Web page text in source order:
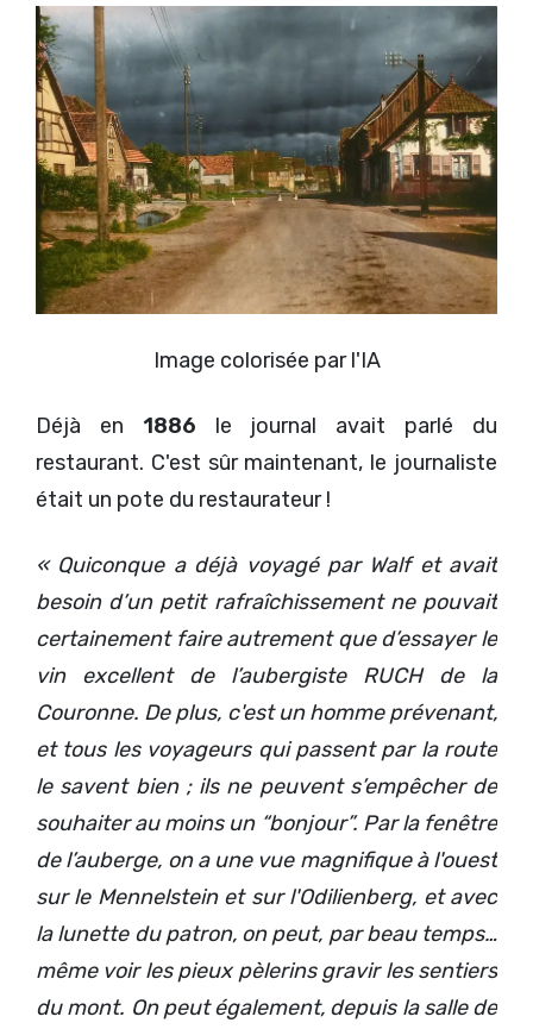
Image colorisée par l'IA
Déjà en 1886 le journal avait parlé du
restaurant. C'est sûr maintenant, le journaliste
était un pote du restaurateur !
« Quiconque a déjà voyagé par Walf et avait
besoin d’un petit rafraîchissement ne pouvait
certainement faire autrement que d’essayer le
vin excellent de l’aubergiste RUCH de la
Couronne. De plus, c'est un homme prévenant,
et tous les voyageurs qui passent par la route
le savent bien ; ils ne peuvent s’empêcher de
souhaiter au moins un “bonjour”. Par la fenêtre
de l’auberge, on a une vue magnifique à l'ouest
sur le Mennelstein et sur l'Odilienberg, et avec
la lunette du patron, on peut, par beau temps…
même voir les pieux pèlerins gravir les sentiers
du mont. On peut également, depuis la salle de